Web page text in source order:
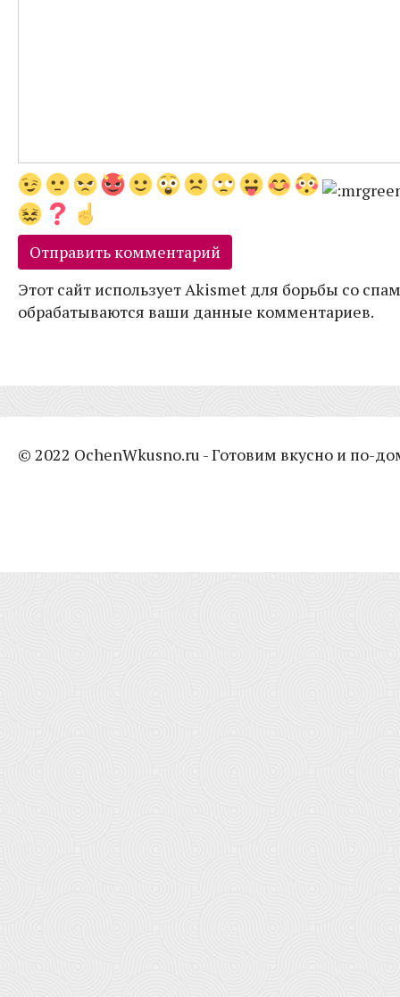
Этот сайт использует Akismet для борьбы со
обрабатываются ваши данные комментариев.
© 2022 OchenWkusno.ru - Готовим вкусно и по-